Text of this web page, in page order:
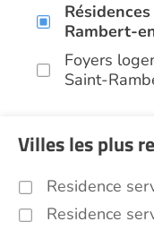
Rambert-
Foyers
Saint-
Villes les plus
Residence
Residence